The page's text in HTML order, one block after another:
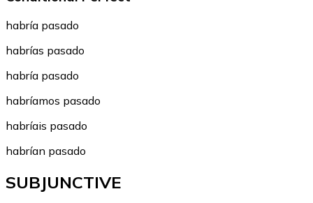
habría pasado
habrías pasado
habría pasado
habríamos pasado
habríais pasado
habrían pasado
SUBJUNCTIVE